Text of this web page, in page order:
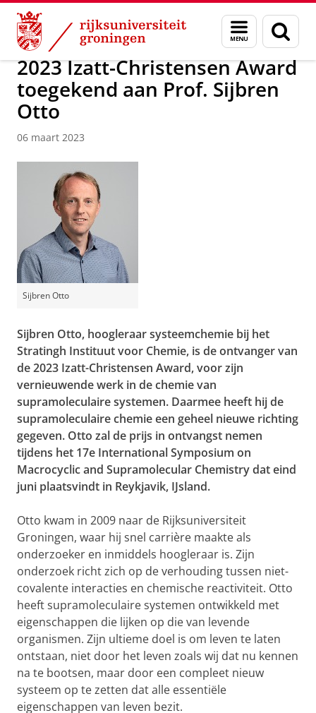
Skip
Content
Skip
Navigation
Menu
en
zoeken
Onderzoek Stratingh Institute for Chemistry
2023 Izatt-Christensen Award
toegekend aan Prof. Sijbren
Otto
06 maart 2023
Sijbren Otto
Sijbren Otto, hoogleraar systeemchemie bij het
Stratingh Instituut voor Chemie, is de ontvanger van
de 2023 Izatt-Christensen Award, voor zijn
vernieuwende werk in de chemie van
supramoleculaire systemen. Daarmee heeft hij de
supramoleculaire chemie een geheel nieuwe richting
gegeven. Otto zal de prijs in ontvangst nemen
tijdens het 17e International Symposium on
Macrocyclic and Supramolecular Chemistry dat eind
juni plaatsvindt in Reykjavik, IJsland.
Otto kwam in 2009 naar de Rijksuniversiteit
Groningen, waar hij snel carrière maakte als
onderzoeker en inmiddels hoogleraar is. Zijn
onderzoek richt zich op de verhouding tussen niet-
covalente interacties en chemische reactiviteit. Otto
heeft supramoleculaire systemen ontwikkeld met
eigenschappen die lijken op die van levende
organismen. Zijn ultieme doel is om leven te laten
ontstaan, niet door het leven zoals wij dat nu kennen
na te bootsen, maar door een compleet nieuw
systeem op te zetten dat alle essentiële
eigenschappen van leven bezit.